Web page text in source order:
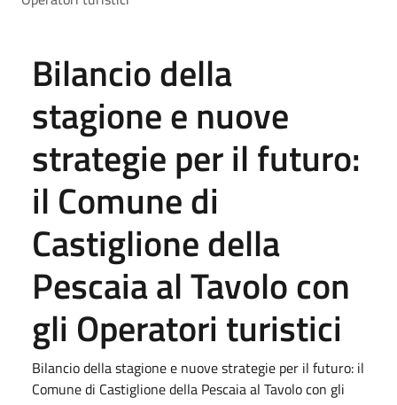
Bilancio della
stagione e nuove
strategie per il futuro:
il Comune di
Castiglione della
Pescaia al Tavolo con
gli Operatori turistici
Bilancio della stagione e nuove strategie per il futuro: il
Comune di Castiglione della Pescaia al Tavolo con gli